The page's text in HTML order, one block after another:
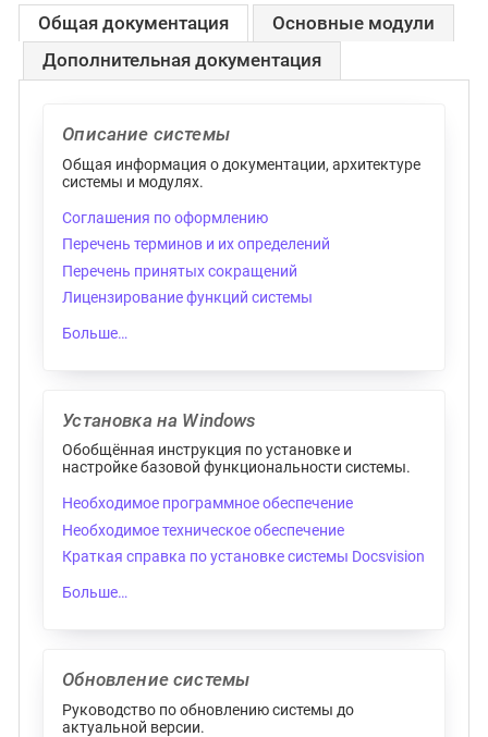
Общая документация
Основные модули
Дополнительная документация
Описание системы
Общая информация о документации, архитектуре
системы и модулях.
Соглашения по оформлению
Перечень терминов и их определений
Перечень принятых сокращений
Лицензирование функций системы
Больше…​
Установка на Windows
Обобщённая инструкция по установке и
настройке базовой функциональности системы.
Необходимое программное обеспечение
Необходимое техническое обеспечение
Краткая справка по установке системы Docsvision
Больше…​
Обновление системы
Руководство по обновлению системы до
актуальной версии.